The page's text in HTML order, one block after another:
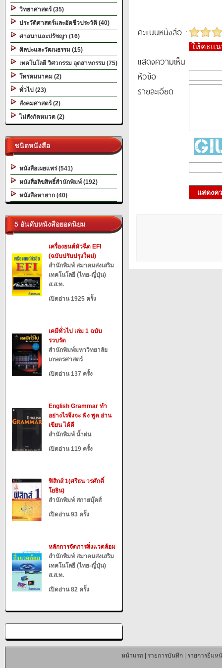
วิทยาศาสตร์ (35)
ประวัติศาสตร์และอัตชีวประวัติ (40)
ศาสนาและปรัชญา (16)
ศิลปะและวัฒนธรรม (15)
เทคโนโลยี วิศวกรรม อุตสาหกรรม (75)
โทรคมนาคม (2)
ทั่วไป (23)
สังคมศาสตร์ (2)
ไม่สังกัดหมวด (2)
ชนิดหนังสือ
หนังสือเผยแพร่ (541)
หนังสือลิขสิทธิ์สำนักพิมพ์ (192)
หนังสือหายาก (40)
5 อันดับหนังสือยอดนิยม
เครื่องยนต์หัวฉีด EFI
(ฉบับปรับปรุงใหม่)
สำนักพิมพ์ สมาคมส่งเสริม
เทคโนโลยี (ไทย-ญี่ปุ่น)
ส.ส.ท.
เปิดอ่าน 1925 ครั้ง
เคมีทั่วไป เล่ม 1 ฉบับ
รวบรัด
สำนักพิมพ์มหาวิทยาลัย
เกษตรศาสตร์
เปิดอ่าน 137 ครั้ง
English Grammar ทำ
อย่างไรจึงจะ ฟัง พูด อ่าน
เขียน ได้ดี
สำนักพิมพ์ น้ำฝน
เปิดอ่าน 119 ครั้ง
ฟิสิกส์ 1(ศรีธน วรศักดิ์
โยธิน)
สำนักพิมพ์ สกายบุ๊คส์
เปิดอ่าน 93 ครั้ง
หลักการจัดการสิ่งแวดล้อม
สำนักพิมพ์ สมาคมส่งเสริม
เทคโนโลยี (ไทย-ญี่ปุ่น)
ส.ส.ท.
เปิดอ่าน 82 ครั้ง
คะแนนหนังสือ :
ให้คะแ
แสดงความเห็น
หัวข้อ
รายละเอียด
แสดงค
หน้าแรก| รายการบันทึก| รายการยืมห